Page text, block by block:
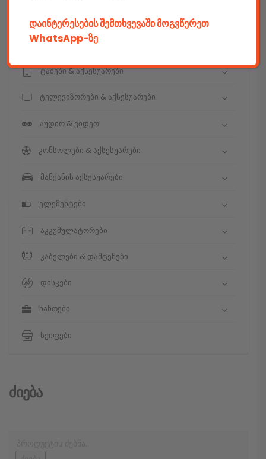
კამერები & აქსესუარები
ნოუთბუქები & აქსესუარები
ტაბები & აქსესუარები
ტელევიზორები & აქსესუარები
აუდიო & ვიდეო
კონსოლები & აქსესუარები
მანქანის აქსესუარები
ელემენტები
აკკუმულატორები
კაბელები & დამტენები
დისკები
ჩანთები
სეიფები
Ძიება
დაინტერესების შემთხვევაში მოგვწერეთ
WhatsApp-ზე